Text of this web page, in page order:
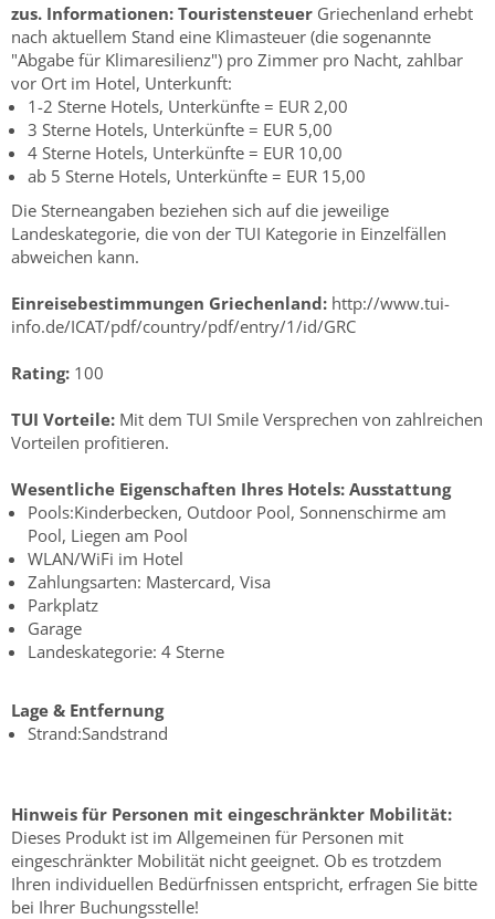
zus. Informationen: Touristensteuer Griechenland erhebt
nach aktuellem Stand eine Klimasteuer (die sogenannte
"Abgabe für Klimaresilienz") pro Zimmer pro Nacht, zahlbar
vor Ort im Hotel, Unterkunft:
1-2 Sterne Hotels, Unterkünfte = EUR 2,00
3 Sterne Hotels, Unterkünfte = EUR 5,00
4 Sterne Hotels, Unterkünfte = EUR 10,00
ab 5 Sterne Hotels, Unterkünfte = EUR 15,00
Die Sterneangaben beziehen sich auf die jeweilige
Landeskategorie, die von der TUI Kategorie in Einzelfällen
abweichen kann.
Einreisebestimmungen Griechenland: http://www.tui-
info.de/ICAT/pdf/country/pdf/entry/1/id/GRC
Rating: 100
TUI Vorteile: Mit dem TUI Smile Versprechen von zahlreichen
Vorteilen profitieren.
Wesentliche Eigenschaften Ihres Hotels: Ausstattung
Pools:Kinderbecken, Outdoor Pool, Sonnenschirme am
Pool, Liegen am Pool
WLAN/WiFi im Hotel
Zahlungsarten: Mastercard, Visa
Parkplatz
Garage
Landeskategorie: 4 Sterne
Lage & Entfernung
Strand:Sandstrand
Hinweis für Personen mit eingeschränkter Mobilität:
Dieses Produkt ist im Allgemeinen für Personen mit
eingeschränkter Mobilität nicht geeignet. Ob es trotzdem
Ihren individuellen Bedürfnissen entspricht, erfragen Sie bitte
bei Ihrer Buchungsstelle!